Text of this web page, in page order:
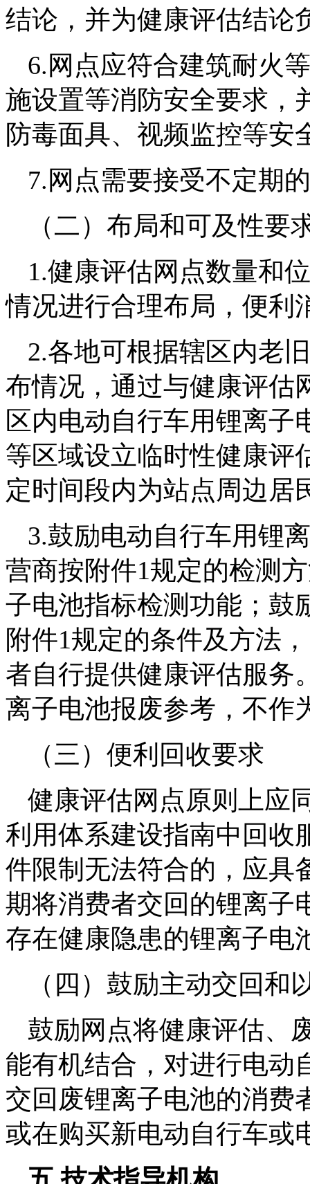
结论，并为健康评估结论
6.网点应符合建筑耐火
施设置等消防安全要求，
防毒面具、视频监控等安
7.网点需要接受不定期
（二）布局和可及性要
1.健康评估网点数量和
情况进行合理布局，便利
2.各地可根据辖区内老
布情况，通过与健康评估
区内电动自行车用锂离子
等区域设立临时性健康评
定时间段内为站点周边居
3.鼓励电动自行车用锂
营商按附件1规定的检测
子电池指标检测功能；鼓
附件1规定的条件及方法
者自行提供健康评估服务
离子电池报废参考，不作
（三）便利回收要求
健康评估网点原则上应
利用体系建设指南中回收
件限制无法符合的，应具
期将消费者交回的锂离子
存在健康隐患的锂离子电
（四）鼓励主动交回和
鼓励网点将健康评估、
能有机结合，对进行电动
交回废锂离子电池的消费
或在购买新电动自行车或